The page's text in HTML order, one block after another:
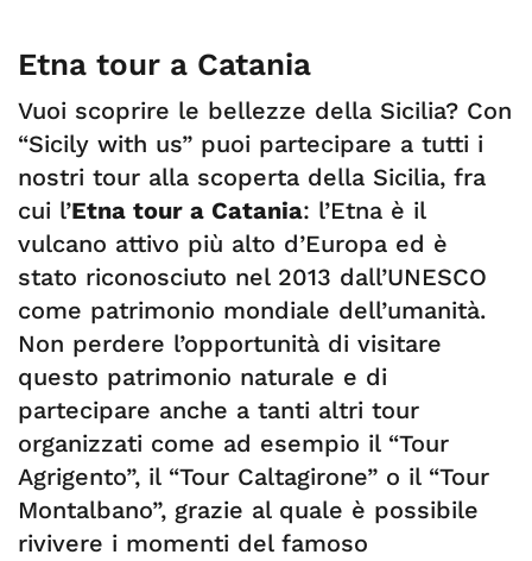
Etna tour a Catania
Vuoi scoprire le bellezze della Sicilia? Con
“Sicily with us” puoi partecipare a tutti i
nostri tour alla scoperta della Sicilia, fra
cui l’Etna tour a Catania: l’Etna è il
vulcano attivo più alto d’Europa ed è
stato riconosciuto nel 2013 dall’UNESCO
come patrimonio mondiale dell’umanità.
Non perdere l’opportunità di visitare
questo patrimonio naturale e di
partecipare anche a tanti altri tour
organizzati come ad esempio il “Tour
Agrigento”, il “Tour Caltagirone” o il “Tour
Montalbano”, grazie al quale è possibile
rivivere i momenti del famoso